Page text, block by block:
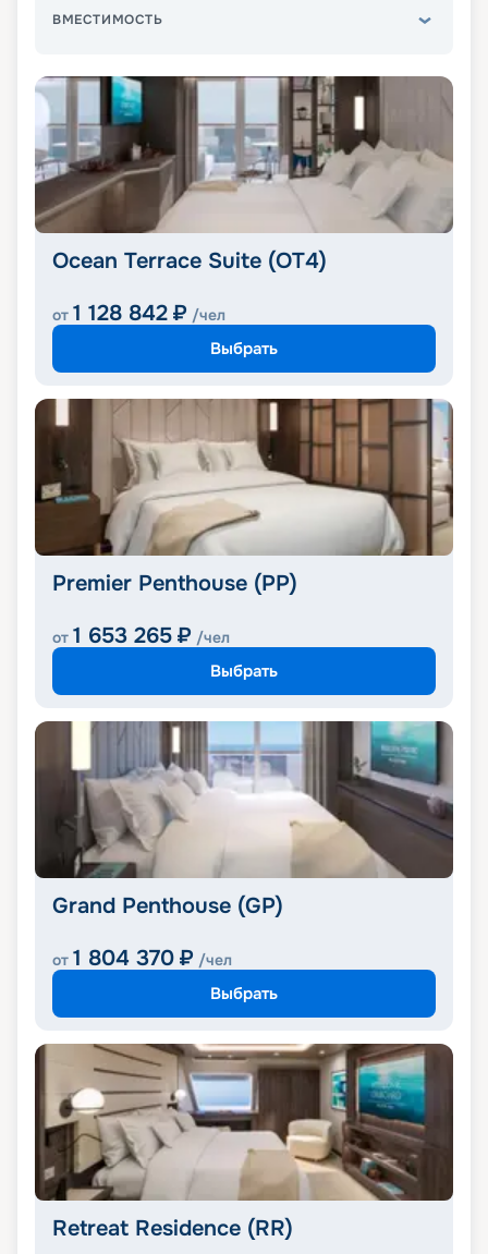
ВМЕСТИМОСТЬ
Ocean Terrace Suite (OT4)
от 1 128 842 ₽ /чел
Выбрать
Premier Penthouse (PP)
от 1 653 265 ₽ /чел
Выбрать
Grand Penthouse (GP)
от 1 804 370 ₽ /чел
Выбрать
Retreat Residence (RR)